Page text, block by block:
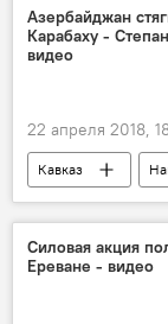
Гарик Мартиросян
народ
Азербайджан
Карабаху -
видео
22 апреля 2018,
Кавказ
Армения
Силовая акция
Ереване - видео